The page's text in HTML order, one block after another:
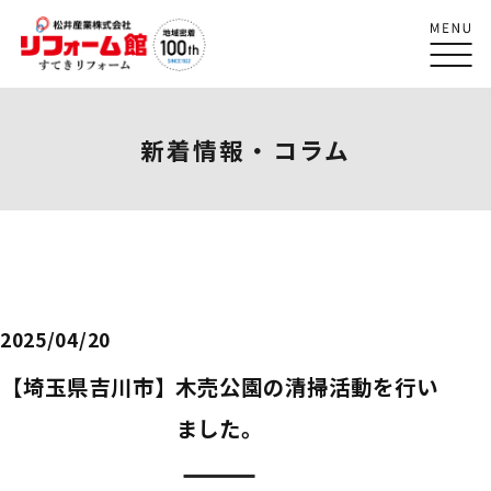
新着情報・コラム
2025/04/20
【埼玉県吉川市】木売公園の清掃活動を行い
ました。